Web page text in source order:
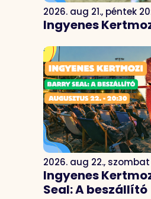
2026. aug 21., péntek
Ingyenes
2026. aug 22.,
Ingyenes
Seal: A beszállító